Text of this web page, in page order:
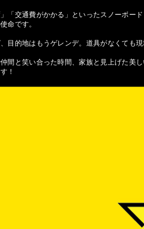
」「交通費がかかる」といったスノーボ
命です。
目的地はもうゲレンデ。道具がなくても
間と笑い合った時間、家族と見上げた美
！